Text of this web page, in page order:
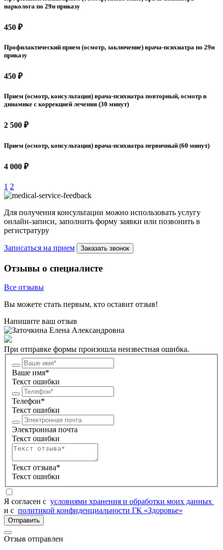
нарколога по 29н приказу
450 ₽
Профилактический прием (осмотр, заключение) врача-психиатра по 29н
приказу
450 ₽
Прием (осмотр, консультация) врача-психиатра повторный, осмотр в
динамике с коррекцией лечения (30 минут)
2 500 ₽
Прием (осмотр, консультация) врача-психиатра первичный (60 минут)
4 000 ₽
1 2
Для получения консультации можно использовать услугу
онлайн-записи, заполнить форму заявки или позвонить в
регистратуру
Записаться на прием Заказать звонок
Отзывы о специалисте
Все отзывы
Вы можете стать первым, кто оставит отзыв!
Напишите ваш отзыв
При отправке формы произошла неизвестная ошибка.
Ваше имя*
Текст ошибки
Телефон*
Текст ошибки
Электронная почта
Текст ошибки
Текст отзыва*
Текст ошибки
Я согласен c условиями хранения и обработки моих данных
и с политикой конфиденциальности ГК «Здоровье»
Отправить
Отзыв отправлен